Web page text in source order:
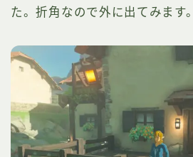
た。折角なので外に出てみます。